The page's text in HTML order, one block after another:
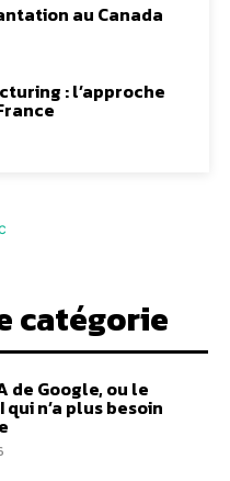
au Canada
: l’approche
catégorie
de Google, ou le
qui n’a plus besoin